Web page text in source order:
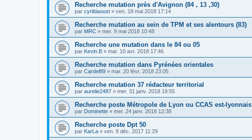
Recherche mutation près d'Avignon (84 , 13 ,30)
par cyrildaoust » ven. 18 mai 2018 17:14
Recherche mutation au sein de TPM et ses alentours (83)
par MRC » mer. 9 mai 2018 10:48
Recherche une mutation dans le 84 ou 05
par Kevin.B » mar. 10 avr. 2018 17:46
Recherche mutation dans Pyrénées orientales
par Cardel89 » mar. 20 févr. 2018 23:05
Recherche mutation 37 rédacteur territorial
par aurelie2487 » mer. 31 janv. 2018 18:55
Recherche poste Métropole de Lyon ou CCAS est-lyonnais
par Dominette » mer. 24 janv. 2018 12:38
Recherche poste Dpt 50
par KarLa » ven. 8 déc. 2017 11:29